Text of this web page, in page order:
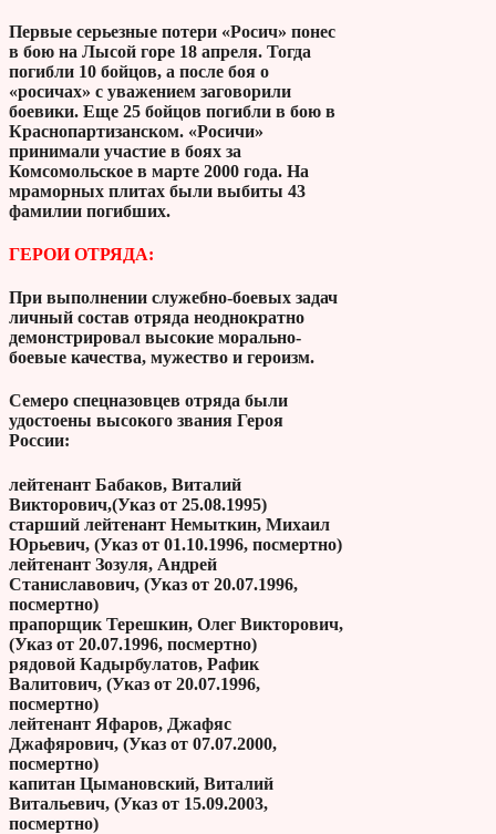
Первые серьезные потери «Росич» понес
в бою на Лысой горе 18 апреля. Тогда
погибли 10 бойцов, а после боя о
«росичах» с уважением заговорили
боевики. Еще 25 бойцов погибли в бою в
Краснопартизанском. «Росичи»
принимали участие в боях за
Комсомольское в марте 2000 года. На
мраморных плитах были выбиты 43
фамилии погибших.
ГЕРОИ ОТРЯДА:
При выполнении служебно-боевых задач
личный состав отряда неоднократно
демонстрировал высокие морально-
боевые качества, мужество и героизм.
Семеро спецназовцев отряда были
удостоены высокого звания Героя
России:
лейтенант Бабаков, Виталий
Викторович,(Указ от 25.08.1995)
старший лейтенант Немыткин, Михаил
Юрьевич, (Указ от 01.10.1996, посмертно)
лейтенант Зозуля, Андрей
Станиславович, (Указ от 20.07.1996,
посмертно)
прапорщик Терешкин, Олег Викторович,
(Указ от 20.07.1996, посмертно)
рядовой Кадырбулатов, Рафик
Валитович, (Указ от 20.07.1996,
посмертно)
лейтенант Яфаров, Джафяс
Джафярович, (Указ от 07.07.2000,
посмертно)
капитан Цымановский, Виталий
Витальевич, (Указ от 15.09.2003,
посмертно)